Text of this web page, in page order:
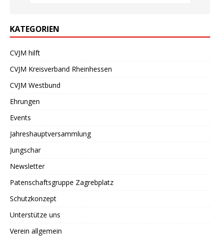
KATEGORIEN
CVJM hilft
CVJM Kreisverband Rheinhessen
CVJM Westbund
Ehrungen
Events
Jahreshauptversammlung
Jungschar
Newsletter
Patenschaftsgruppe Zagrebplatz
Schutzkonzept
Unterstütze uns
Verein allgemein